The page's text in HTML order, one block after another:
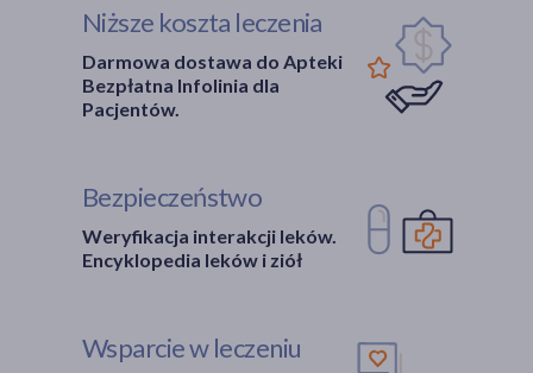
Niższe koszta leczenia
Darmowa dostawa do Apteki
Bezpłatna Infolinia dla
Pacjentów.
Bezpieczeństwo
Weryfikacja interakcji leków.
Encyklopedia leków i ziół
Wsparcie w leczeniu